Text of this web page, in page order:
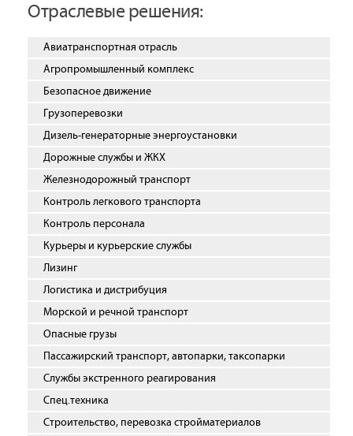
Отраслевые решения:
Авиатранспортная отрасль
Агропромышленный комплекс
Безопасное движение
Грузоперевозки
Дизель-генераторные энергоустановки
Дорожные службы и ЖКХ
Железнодорожный транспорт
Контроль легкового транспорта
Контроль персонала
Курьеры и курьерские службы
Лизинг
Логистика и дистрибуция
Морской и речной транспорт
Опасные грузы
Пассажирский транспорт, автопарки, таксопарки
Службы экстренного реагирования
Спец.техника
Строительство, перевозка стройматериалов